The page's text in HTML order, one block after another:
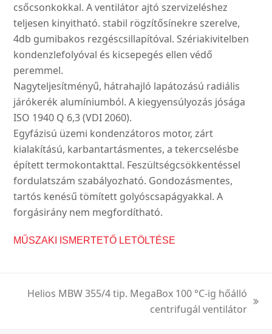
csőcsonkokkal. A ventilátor ajtó szervizeléshez
teljesen kinyitható. stabil rögzítősínekre szerelve,
4db gumibakos rezgéscsillapítóval. Szériakivitelben
kondenzlefolyóval és kicsepegés ellen védő
peremmel.
Nagyteljesítményű, hátrahajló lapátozású radiális
járókerék alumíniumból. A kiegyensúlyozás jósága
ISO 1940 Q 6,3 (VDI 2060).
Egyfázisú üzemi kondenzátoros motor, zárt
kialakítású, karbantartásmentes, a tekercselésbe
épített termokontakttal. Feszültségcsökkentéssel
fordulatszám szabályozható. Gondozásmentes,
tartós kenésű tömített golyóscsapágyakkal. A
forgásirány nem megfordítható.
MŰSZAKI ISMERTETŐ LETÖLTÉSE
Helios MBW 355/4 tip. MegaBox 100 °C-ig hőálló
centrifugál ventilátor